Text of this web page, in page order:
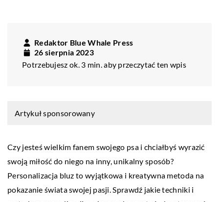
Redaktor Blue Whale Press
26 sierpnia 2023
Potrzebujesz ok. 3 min. aby przeczytać ten wpis
Artykuł sponsorowany
Czy jesteś wielkim fanem swojego psa i chciałbyś wyrazić
swoją miłość do niego na inny, unikalny sposób?
Personalizacja bluz to wyjątkowa i kreatywna metoda na
pokazanie świata swojej pasji. Sprawdź jakie techniki i